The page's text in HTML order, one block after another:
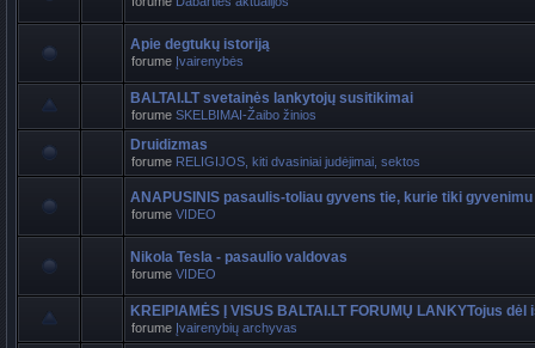
Apie degtukų istoriją
forume Įvairenybės
BALTAI.LT svetainės lankytojų susitikimai
forume SKELBIMAI-Žaibo žinios
Druidizmas
forume RELIGIJOS, kiti dvasiniai judėjimai, sektos
ANAPUSINIS pasaulis-toliau gyvens tie, kurie tiki gyvenimu
forume VIDEO
Nikola Tesla - pasaulio valdovas
forume VIDEO
KREIPIAMĖS Į VISUS BALTAI.LT FORUMŲ LANKYTojus dėl
forume Įvairenybių archyvas